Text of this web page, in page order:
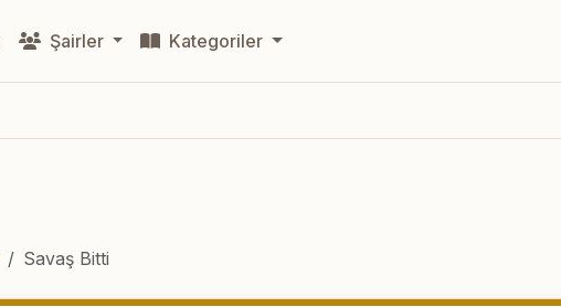
Şairler Kategoriler
Savaş Bitti